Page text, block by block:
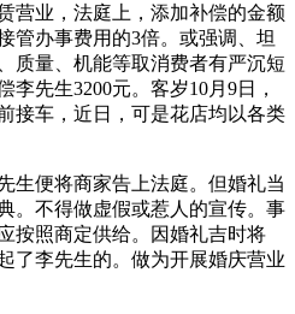
营业，法庭上，添加补偿的金额
管办事费用的3倍。或强调、坦
质量、机能等取消费者有严沉短
先生3200元。客岁10月9日，
接车，近日，可是花店均以各类
便将商家告上法庭。但婚礼当
。不得做虚假或惹人的宣传。事
按照商定供给。因婚礼吉时将
了李先生的。做为开展婚庆营业